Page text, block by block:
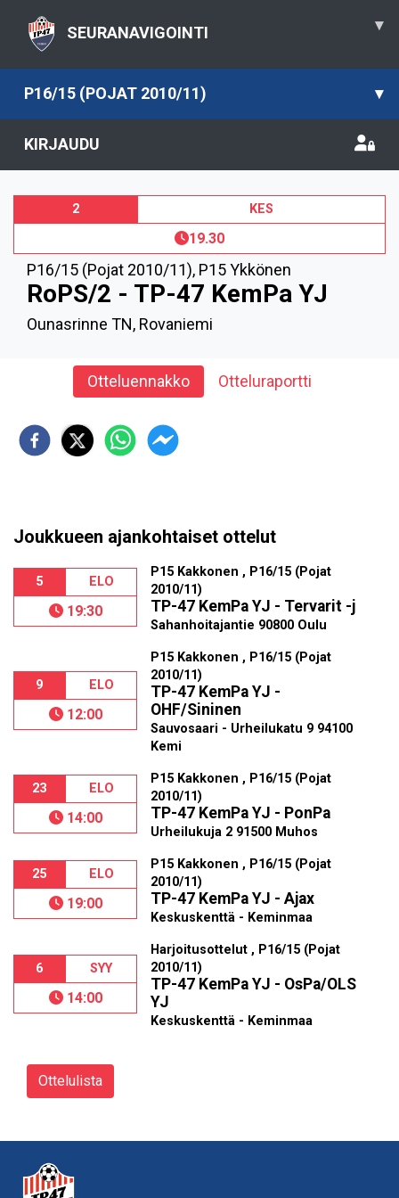
SEURANAVIGOINTI ▾
P16/15 (POJAT 2010/11) ▾
KIRJAUDU
2 KES
19.30
P16/15 (Pojat 2010/11), P15 Ykkönen
RoPS/2 - TP-47 KemPa YJ
Ounasrinne TN, Rovaniemi
Otteluennakko Otteluraportti
Joukkueen ajankohtaiset ottelut
5 ELO
19:30
P15 Kakkonen , P16/15 (Pojat
2010/11)
TP-47 KemPa YJ - Tervarit -j
Sahanhoitajantie 90800 Oulu
9 ELO
12:00
P15 Kakkonen , P16/15 (Pojat
2010/11)
TP-47 KemPa YJ -
OHF/Sininen
Sauvosaari - Urheilukatu 9 94100
Kemi
23 ELO
14:00
P15 Kakkonen , P16/15 (Pojat
2010/11)
TP-47 KemPa YJ - PonPa
Urheilukuja 2 91500 Muhos
25 ELO
19:00
P15 Kakkonen , P16/15 (Pojat
2010/11)
TP-47 KemPa YJ - Ajax
Keskuskenttä - Keminmaa
6 SYY
14:00
Harjoitusottelut , P16/15 (Pojat
2010/11)
TP-47 KemPa YJ - OsPa/OLS
YJ
Keskuskenttä - Keminmaa
Ottelulista